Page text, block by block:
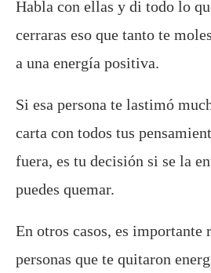
Habla con ellas y di todo lo
cerraras eso que tanto te
a una energía positiva.
Si esa persona te lastimó
carta con todos tus
fuera, es tu decisión si se la
puedes quemar.
En otros casos, es importante
personas que te quitaron